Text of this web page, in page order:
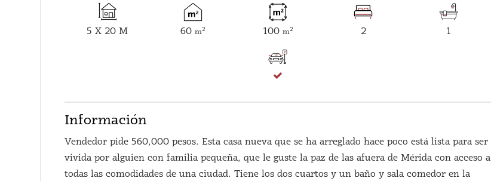
5 X 20 M 60 m2 100 m2 2 1
Información
Vendedor pide 560,000 pesos. Esta casa nueva que se ha arreglado hace poco está lista para ser
vivida por alguien con familia pequeña, que le guste la paz de las afuera de Mérida con acceso a
todas las comodidades de una ciudad. Tiene los dos cuartos y un baño y sala comedor en la